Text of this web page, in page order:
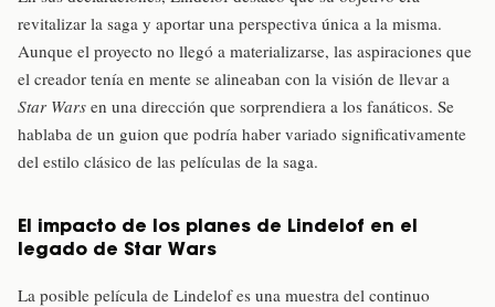
revitalizar la saga y aportar una perspectiva única a la misma.
Aunque el proyecto no llegó a materializarse, las aspiraciones que
el creador tenía en mente se alineaban con la visión de llevar a
Star Wars en una dirección que sorprendiera a los fanáticos. Se
hablaba de un guion que podría haber variado significativamente
del estilo clásico de las películas de la saga.
El impacto de los planes de Lindelof en el
legado de Star Wars
La posible película de Lindelof es una muestra del continuo